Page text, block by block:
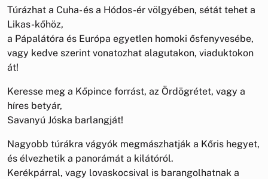
Túrázhat a Cuha- és a Hódos-ér völgyében, sétát tehet a
Likas-kőhöz,
a Pápalátóra és Európa egyetlen homoki ősfenyvesébe,
vagy kedve szerint vonatozhat alagutakon, viaduktokon
át!
Keresse meg a Kőpince forrást, az Ördögrétet, vagy a
híres betyár,
Savanyú Jóska barlangját!
Nagyobb túrákra vágyók megmászhatják a Kőris hegyet,
és élvezhetik a panorámát a kilátóról.
Kerékpárral, vagy lovaskocsival is barangolhatnak a